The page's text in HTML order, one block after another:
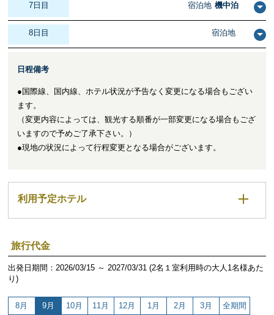
7日目 宿泊地 機中泊
8日目 宿泊地
日程備考
●国際線、国内線、ホテル状況が予告なく変更になる場合もござい
ます。
（変更内容によっては、観光する順番が一部変更になる場合もござ
いますので予めご了承下さい。）
●現地の状況によって行程変更となる場合がございます。
利用予定ホテル
旅行代金
出発日期間：2026/03/15 ～ 2027/03/31 (2名１室利用時の大人1名様あた
り)
8月 9月 10月 11月 12月 1月 2月 3月 全期間